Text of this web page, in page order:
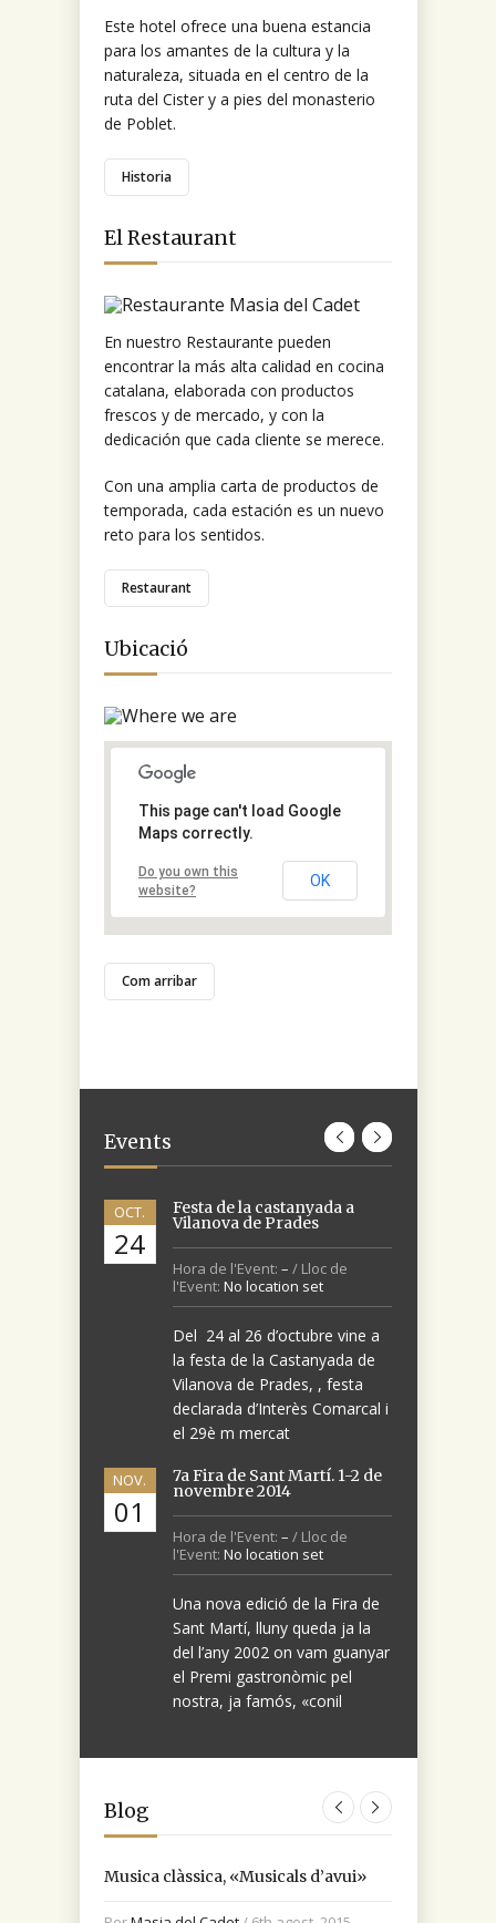
Este hotel ofrece una buena estancia
para los amantes de la cultura y la
naturaleza, situada en el centro de la
ruta del Cister y a pies del monasterio
de Poblet.
Historia
El Restaurant
En nuestro Restaurante pueden
encontrar la más alta calidad en cocina
catalana, elaborada con productos
frescos y de mercado, y con la
dedicación que cada cliente se merece.
Con una amplia carta de productos de
temporada, cada estación es un nuevo
reto para los sentidos.
Restaurant
Ubicació
This page can't load Google
Maps correctly.
Do you own this
website?
OK
Com arribar
Events
OCT.
24
Festa de la castanyada a
Vilanova de Prades
Hora de l'Event:– / Lloc de
l'Event:No location set
Del 24 al 26 d’octubre vine a
la festa de la Castanyada de
Vilanova de Prades, , festa
declarada d’Interès Comarcal i
el 29è m mercat
NOV.
01
7a Fira de Sant Martí. 1-2 de
novembre 2014
Hora de l'Event:– / Lloc de
l'Event:No location set
Una nova edició de la Fira de
Sant Martí, lluny queda ja la
del l’any 2002 on vam guanyar
el Premi gastronòmic pel
nostra, ja famós, «conil
NOV.
01
Visita a les bodegues Josep
Foraster. Montblanc
Hora de l'Event:Tot l'any/ Lloc
de l'Event: Montblanc
Vins personals amb història.
Això és el que hi poden trobar.
Blog
Musica clàssica, «Musicals d’avui»
Història de protecció del Paratge
Novetats
Novetats a la Masia del Cadet